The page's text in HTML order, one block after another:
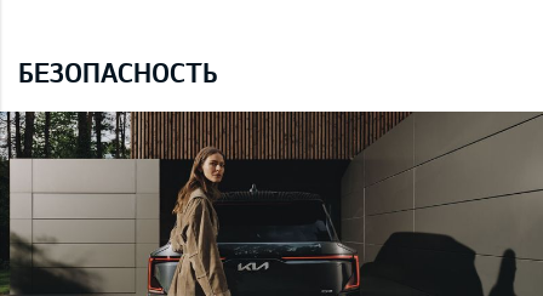
БЕЗОПАСНОСТЬ